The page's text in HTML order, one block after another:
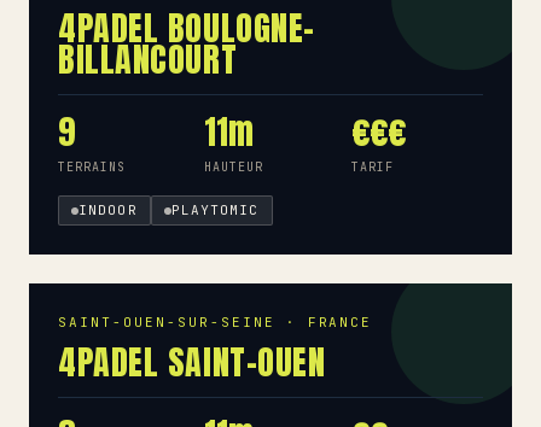
4PADEL BOULOGNE-
BILLANCOURT
9
TERRAINS
11m
HAUTEUR
€€€
TARIF
INDOOR PLAYTOMIC
SAINT-OUEN-SUR-SEINE · FRANCE
4PADEL SAINT-OUEN